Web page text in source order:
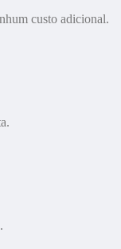
custo adicional.